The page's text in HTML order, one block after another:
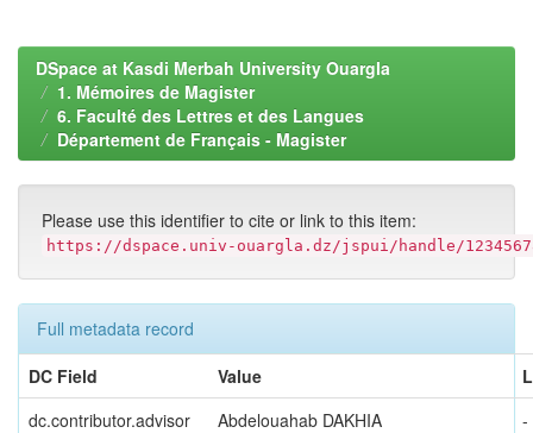
DSpace at Kasdi Merbah University Ouargla
1. Mémoires de Magister
6. Faculté des Lettres et des Langues
Département de Français - Magister
Please use this identifier to cite or link to this item:
https://dspace.univ-ouargla.dz/jspui/handle/
Full metadata record
DC Field
Value
dc.contributor.advisor
Abdelouahab DAKHIA
-